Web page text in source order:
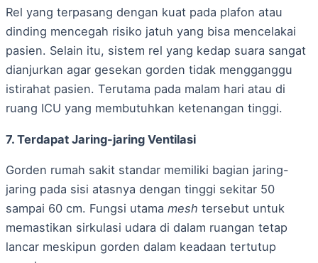
Rel yang terpasang dengan kuat pada plafon atau
dinding mencegah risiko jatuh yang bisa mencelakai
pasien. Selain itu, sistem rel yang kedap suara sangat
dianjurkan agar gesekan gorden tidak mengganggu
istirahat pasien. Terutama pada malam hari atau di
ruang ICU yang membutuhkan ketenangan tinggi.
7. Terdapat Jaring-jaring Ventilasi
Gorden rumah sakit standar memiliki bagian jaring-
jaring pada sisi atasnya dengan tinggi sekitar 50
sampai 60 cm. Fungsi utama mesh tersebut untuk
memastikan sirkulasi udara di dalam ruangan tetap
lancar meskipun gorden dalam keadaan tertutup